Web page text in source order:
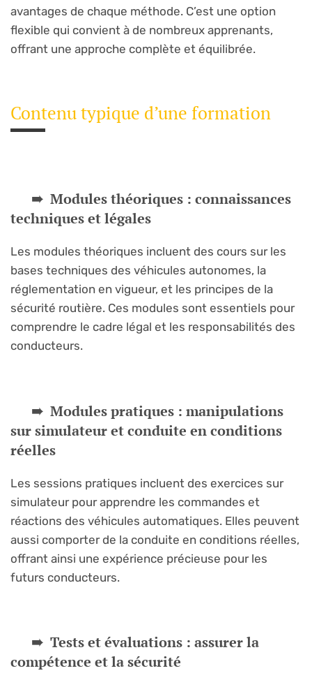
avantages de chaque méthode. C’est une option
flexible qui convient à de nombreux apprenants,
offrant une approche complète et équilibrée.
Contenu typique d’une formation
Modules théoriques : connaissances
techniques et légales
Les modules théoriques incluent des cours sur les
bases techniques des véhicules autonomes, la
réglementation en vigueur, et les principes de la
sécurité routière. Ces modules sont essentiels pour
comprendre le cadre légal et les responsabilités des
conducteurs.
Modules pratiques : manipulations
sur simulateur et conduite en conditions
réelles
Les sessions pratiques incluent des exercices sur
simulateur pour apprendre les commandes et
réactions des véhicules automatiques. Elles peuvent
aussi comporter de la conduite en conditions réelles,
offrant ainsi une expérience précieuse pour les
futurs conducteurs.
Tests et évaluations : assurer la
compétence et la sécurité